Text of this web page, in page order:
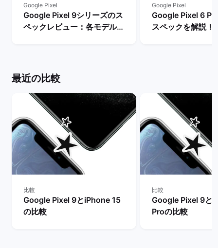
Google Pixel
Google Pixel 9シリーズのス
ペックレビュー：各モデルの
Google Pixel
Google Pixel 6
スペックを解説！
最近の比較
比較
Google Pixel 9とiPhone 15
の比較
比較
Google Pixel 9と
Proの比較